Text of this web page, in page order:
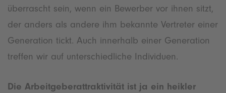
überrascht sein, wenn ein Bewerber vor ihnen sitzt,
der anders als andere ihm bekannte Vertreter einer
Generation tickt. Auch innerhalb einer Generation
treffen wir auf unterschiedliche Individuen.
Die Arbeitgeberattraktivität ist ja ein heikler